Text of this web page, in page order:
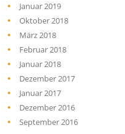
Januar 2019
Oktober 2018
März 2018
Februar 2018
Januar 2018
Dezember 2017
Januar 2017
Dezember 2016
September 2016